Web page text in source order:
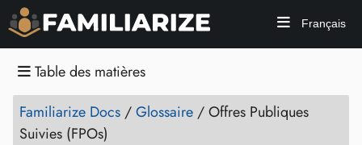
Français
Table des matières
Familiarize Docs /Glossaire /Offres Publiques
Suivies (FPOs)